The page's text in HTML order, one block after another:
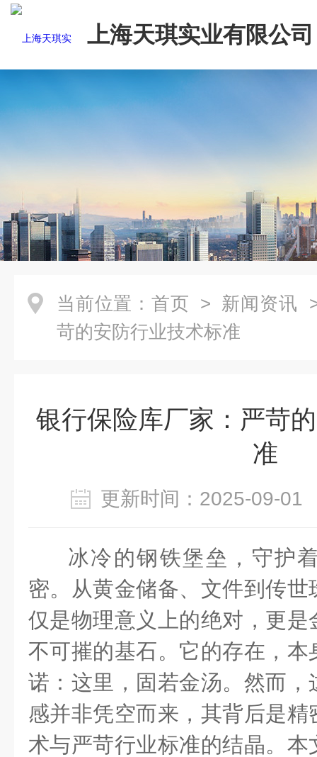
上海天琪实业有限公司
当前位置： 首页 > 新闻资讯
苛的安防行业技术标准
银行保险库厂家：严苛
准
更新时间：2025-09-
冰冷的钢铁堡垒，守护
密。从黄金储备、文件到传
仅是物理意义上的绝对，更
不可摧的基石。它的存在，
诺：这里，固若金汤。然而
感并非凭空而来，其背后是
术与严苛行业标准的结晶。